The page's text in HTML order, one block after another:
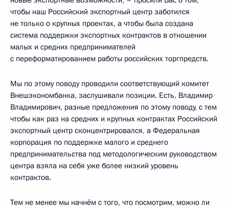
чтобы наш Российский экспортный центр заботился
не только о крупных проектах, а чтобы была создана
система поддержки экспортных контрактов в отношении
малых и средних предпринимателей
с переформатированием работы российских торгпредств.
Мы по этому поводу проводили соответствующий комитет
Внешэкономбанка, заслушивали позиции. Есть, Владимир
Владимирович, разные предложения по этому поводу, с тем
чтобы как раз на средних и крупных контрактах Российский
экспортный центр сконцентрировался, а Федеральная
корпорация по поддержке малого и среднего
предпринимательства под методологическим руководством
центра взяла на себя уже более низкий уровень
контрактов.
Тем не менее мы начнём с того, что посмотрим, можно ли